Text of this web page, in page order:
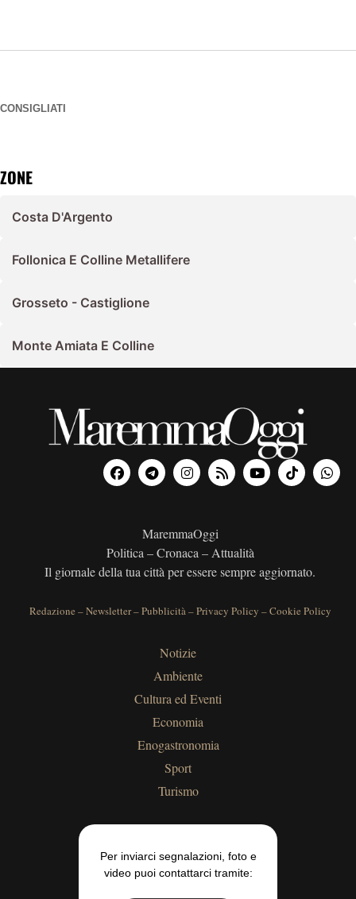
CONSIGLIATI
ZONE
Costa D'Argento
Follonica E Colline Metallifere
Grosseto - Castiglione
Monte Amiata E Colline
MaremmaOggi
Politica – Cronaca – Attualità
Il giornale della tua città per essere sempre aggiornato.
Redazione –Newsletter–Pubblicità–Privacy Policy –Cookie Policy
Notizie
Ambiente
Cultura ed Eventi
Economia
Enogastronomia
Sport
Turismo
Per inviarci segnalazioni, foto e
video puoi contattarci tramite: